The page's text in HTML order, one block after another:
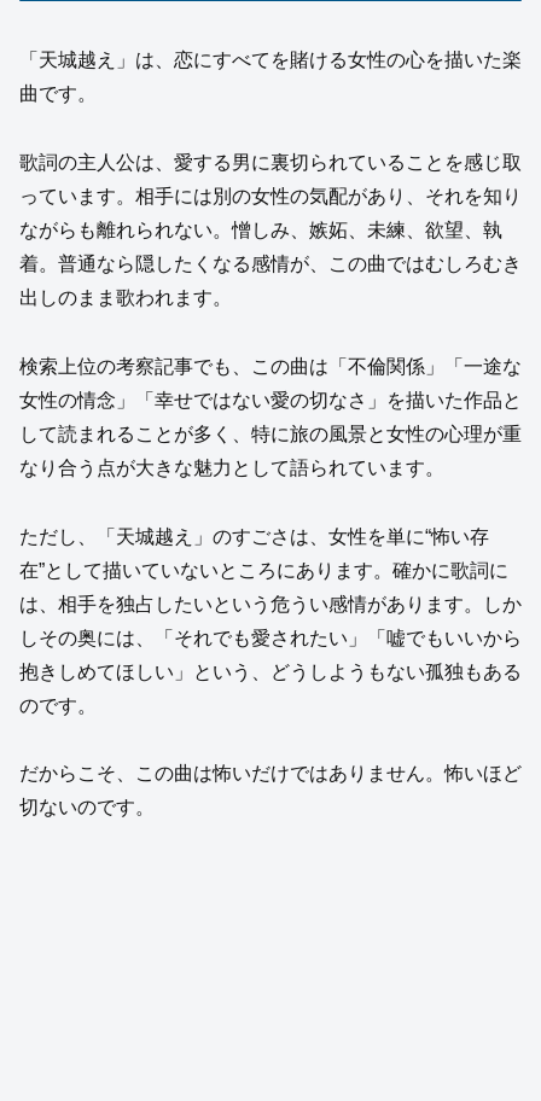
「天城越え」は、恋にすべてを賭ける女性の心を描いた楽
曲です。
歌詞の主人公は、愛する男に裏切られていることを感じ取
っています。相手には別の女性の気配があり、それを知り
ながらも離れられない。憎しみ、嫉妬、未練、欲望、執
着。普通なら隠したくなる感情が、この曲ではむしろむき
出しのまま歌われます。
検索上位の考察記事でも、この曲は「不倫関係」「一途な
女性の情念」「幸せではない愛の切なさ」を描いた作品と
して読まれることが多く、特に旅の風景と女性の心理が重
なり合う点が大きな魅力として語られています。
ただし、「天城越え」のすごさは、女性を単に“怖い存
在”として描いていないところにあります。確かに歌詞に
は、相手を独占したいという危うい感情があります。しか
しその奥には、「それでも愛されたい」「嘘でもいいから
抱きしめてほしい」という、どうしようもない孤独もある
のです。
だからこそ、この曲は怖いだけではありません。怖いほど
切ないのです。